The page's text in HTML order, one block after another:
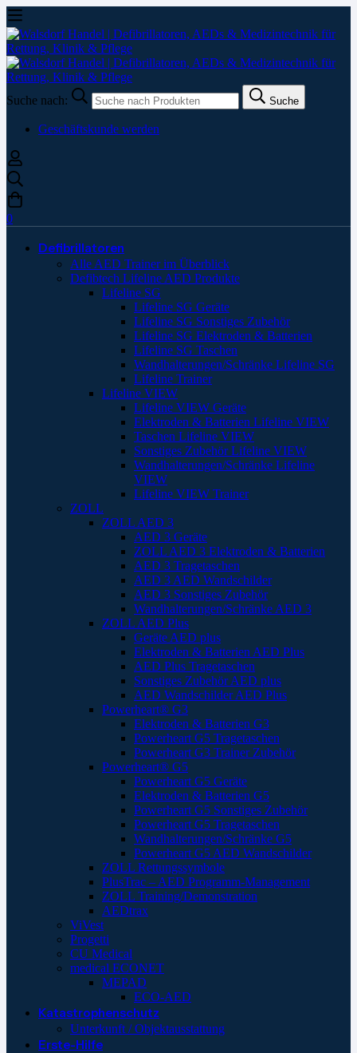
Suche nach: Suche
Geschäftskunde werden
0
Defibrillatoren
Alle AED Trainer im Überblick
Defibtech Lifeline AED Produkte
Lifeline SG
Lifeline SG Geräte
Lifeline SG Sonstiges Zubehör
Lifeline SG Elektroden & Batterien
Lifeline SG Taschen
Wandhalterungen/Schränke Lifeline SG
Lifeline Trainer
Lifeline VIEW
Lifeline VIEW Geräte
Elektroden & Batterien Lifeline VIEW
Taschen Lifeline VIEW
Sonstiges Zubehör Lifeline VIEW
Wandhalterungen/Schränke Lifeline
VIEW
Lifeline VIEW Trainer
ZOLL
ZOLL AED 3
AED 3 Geräte
ZOLL AED 3 Elektroden & Batterien
AED 3 Tragetaschen
AED 3 AED Wandschilder
AED 3 Sonstiges Zubehör
Wandhalterungen/Schränke AED 3
ZOLL AED Plus
Geräte AED plus
Elektroden & Batterien AED Plus
AED Plus Tragetaschen
Sonstiges Zubehör AED plus
AED Wandschilder AED Plus
Powerheart® G3
Elektroden & Batterien G3
Powerheart G5 Tragetaschen
Powerheart G3 Trainer Zubehör
Powerheart® G5
Powerheart G5 Geräte
Elektroden & Batterien G5
Powerheart G5 Sonstiges Zubehör
Powerheart G5 Tragetaschen
Wandhalterungen/Schränke G5
Powerheart G5 AED Wandschilder
ZOLL Rettungssymbole
PlusTrac – AED Programm-Management
ZOLL Training/Demonstration
AEDtrax
ViVest
Progetti
CU Medical
medical ECONET
MEPAD
ECO-AED
Katastrophenschutz
Unterkunft / Objektausstattung
Erste-Hilfe